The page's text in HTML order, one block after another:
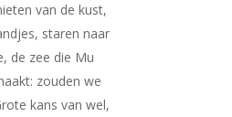
van de kust,
staren naar
de zee die Mu
zouden we
kans van wel,